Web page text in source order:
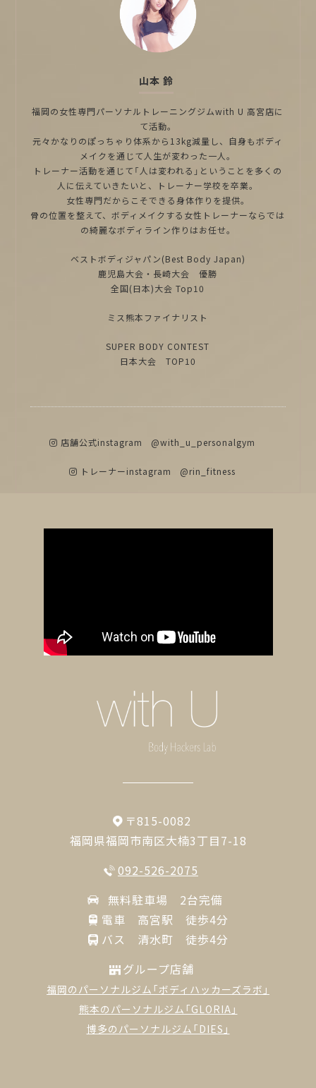
山本 鈴
福岡の女性専門パーソナルトレーニングジムwith U 高宮店に
て活動。
元々かなりのぽっちゃり体系から13kg減量し、自身もボディ
メイクを通じて人生が変わった一人。
トレーナー活動を通じて「人は変われる」ということを多くの
人に伝えていきたいと、トレーナー学校を卒業。
女性専門だからこそできる身体作りを提供。
骨の位置を整えて、ボディメイクする女性トレーナーならでは
の綺麗なボディライン作りはお任せ。
ベストボディジャパン(Best Body Japan)
鹿児島大会・長崎大会 優勝
全国(日本)大会 Top10
ミス熊本ファイナリスト
SUPER BODY CONTEST
日本大会 TOP10
店舗公式instagram @with_u_personalgym
トレーナーinstagram @rin_fitness
〒815-0082
福岡県福岡市南区大楠3丁目7-18
092-526-2075
無料駐車場 2台完備
電車 高宮駅 徒歩4分
バス 清水町 徒歩4分
グループ店舗
福岡のパーソナルジム「ボディハッカーズラボ」
熊本のパーソナルジム「GLORIA」
博多のパーソナルジム「DIES」